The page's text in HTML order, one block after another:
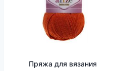
Пряжа для вязания